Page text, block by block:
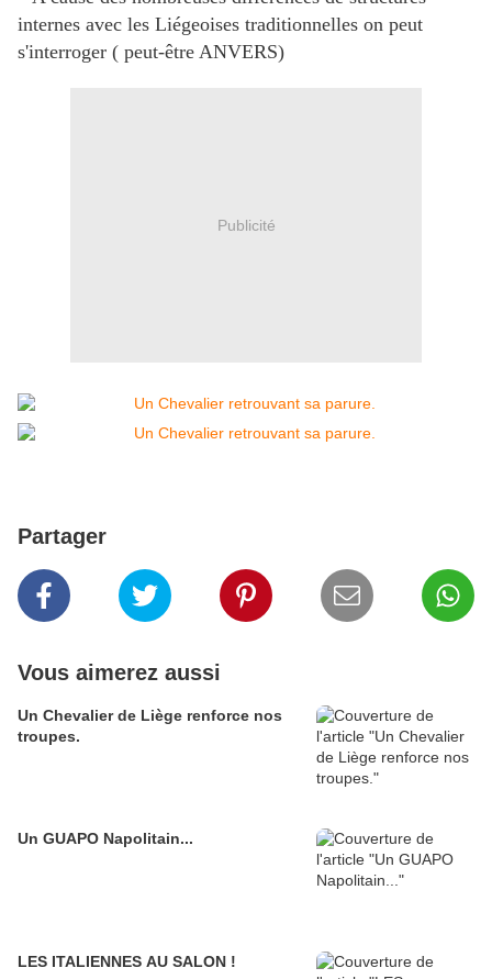
internes avec les Liégeoises traditionnelles on peut
s'interroger ( peut-être ANVERS)
Publicité
Partager
Vous aimerez aussi
Un Chevalier de Liège renforce nos
troupes.
Un GUAPO Napolitain...
LES ITALIENNES AU SALON !